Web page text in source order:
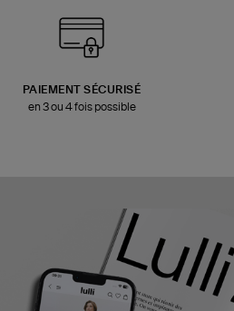
PAIEMENT SÉCURISÉ
en 3 ou 4 fois possible